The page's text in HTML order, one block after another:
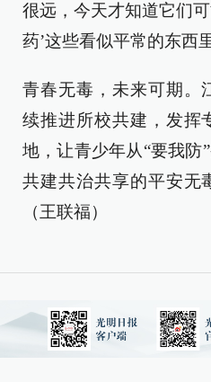
很远，今天才知道它们
药’这些看似平常的东西
青春无毒，未来可期。
续推进所校共建，发挥
地，让青少年从“要我防
共建共治共享的平安无
（王联福）